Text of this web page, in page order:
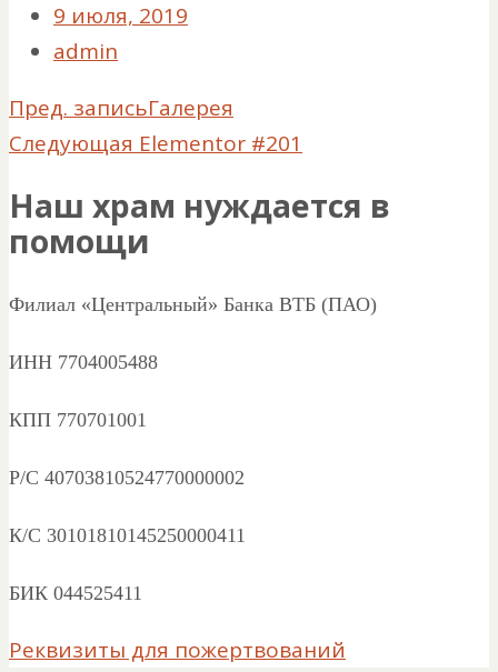
9 июля, 2019
admin
Пред. записьГалерея
Следующая Elementor #201
Наш храм нуждается в
помощи
Филиал «Центральный» Банка ВТБ (ПАО)
ИНН 7704005488
КПП 770701001
Р/С 40703810524770000002
К/С 30101810145250000411
БИК 044525411
Реквизиты для пожертвований